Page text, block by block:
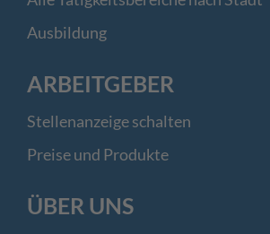
Ausbildung
ARBEITGEBER
Stellenanzeige schalten
Preise und Produkte
ÜBER UNS